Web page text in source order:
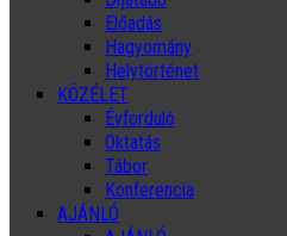
Előadás
Hagyomány
Helytörténet
KÖZÉLET
Évforduló
Oktatás
Tábor
Konferencia
AJÁNLÓ